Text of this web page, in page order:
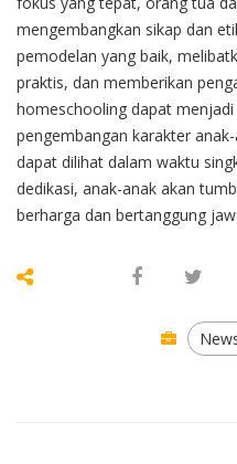
mengembangkan sikap dan
pemodelan yang baik,
praktis, dan memberikan
homeschooling dapat
pengembangan karakter
dapat dilihat dalam waktu
dedikasi, anak-anak akan
berharga dan bertanggung